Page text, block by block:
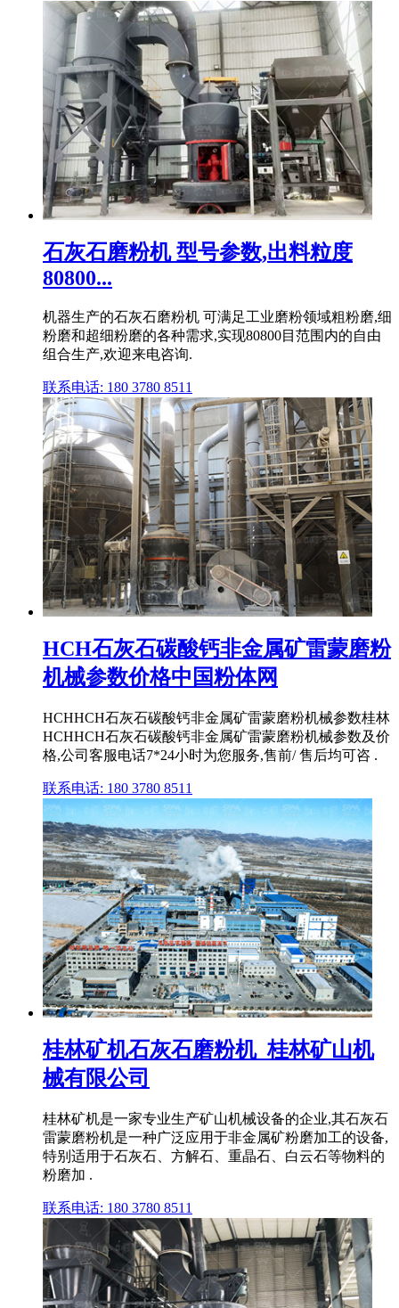
石灰石磨粉机 型号参数,出料粒度
80800...
机器生产的石灰石磨粉机 可满足工业磨粉领域粗粉磨,细
粉磨和超细粉磨的各种需求,实现80800目范围内的自由
组合生产,欢迎来电咨询.
联系电话: 180 3780 8511
HCH石灰石碳酸钙非金属矿雷蒙磨粉
机械参数价格中国粉体网
HCHHCH石灰石碳酸钙非金属矿雷蒙磨粉机械参数桂林
HCHHCH石灰石碳酸钙非金属矿雷蒙磨粉机械参数及价
格,公司客服电话7*24小时为您服务,售前/ 售后均可咨 .
联系电话: 180 3780 8511
桂林矿机石灰石磨粉机_桂林矿山机
械有限公司
桂林矿机是一家专业生产矿山机械设备的企业,其石灰石
雷蒙磨粉机是一种广泛应用于非金属矿粉磨加工的设备,
特别适用于石灰石、方解石、重晶石、白云石等物料的
粉磨加 .
联系电话: 180 3780 8511